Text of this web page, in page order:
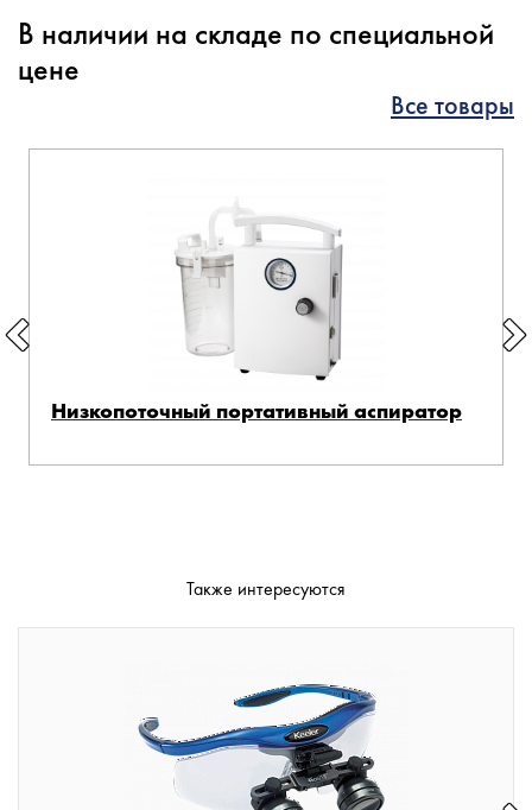
В наличии на складе по специальной
цене
Все товары
Низкопоточный портативный аспиратор
Также интересуются